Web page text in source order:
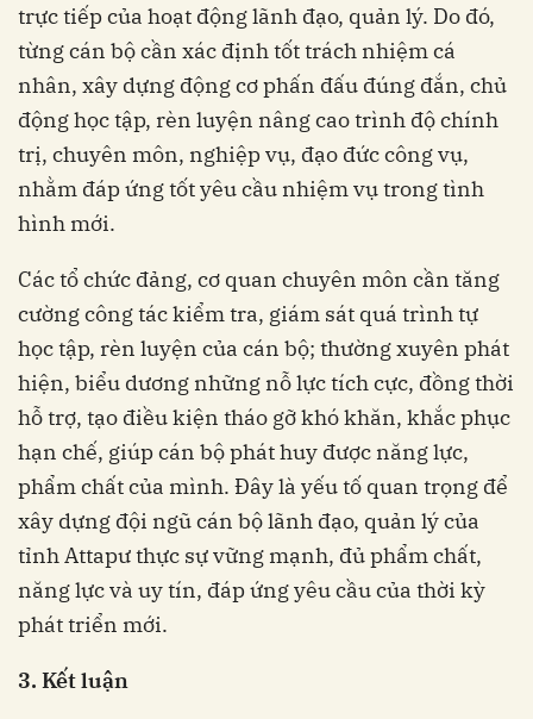
trực tiếp của hoạt động lãnh đạo, quản lý. Do đó,
từng cán bộ cần xác định tốt trách nhiệm cá
nhân, xây dựng động cơ phấn đấu đúng đắn, chủ
động học tập, rèn luyện nâng cao trình độ chính
trị, chuyên môn, nghiệp vụ, đạo đức công vụ,
nhằm đáp ứng tốt yêu cầu nhiệm vụ trong tình
hình mới.
Các tổ chức đảng, cơ quan chuyên môn cần tăng
cường công tác kiểm tra, giám sát quá trình tự
học tập, rèn luyện của cán bộ; thường xuyên phát
hiện, biểu dương những nỗ lực tích cực, đồng thời
hỗ trợ, tạo điều kiện tháo gỡ khó khăn, khắc phục
hạn chế, giúp cán bộ phát huy được năng lực,
phẩm chất của mình. Đây là yếu tố quan trọng để
xây dựng đội ngũ cán bộ lãnh đạo, quản lý của
tỉnh Attapư thực sự vững mạnh, đủ phẩm chất,
năng lực và uy tín, đáp ứng yêu cầu của thời kỳ
phát triển mới.
3. Kết luận